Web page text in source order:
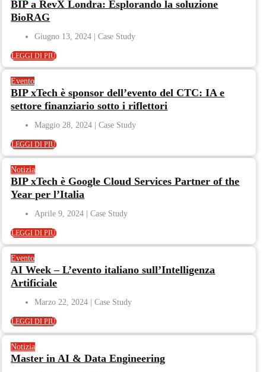
BIP a RevX Londra: Esplorando la soluzione
BioRAG
Giugno 13, 2024
LEGGI DI PIÙ
Evento
BIP xTech è sponsor dell’evento del CTC: IA e
settore finanziario sotto i riflettori
Maggio 28, 2024
LEGGI DI PIÙ
Notizia
BIP xTech è Google Cloud Services Partner of the
Year per l’Italia
Aprile 9, 2024
LEGGI DI PIÙ
Evento
AI Week – L’evento italiano sull’Intelligenza
Artificiale
Marzo 22, 2024
LEGGI DI PIÙ
Notizia
Master in AI & Data Engineering